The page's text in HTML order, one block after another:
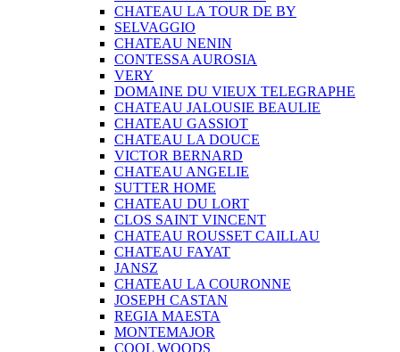
CHATEAU LA TOUR DE BY
SELVAGGIO
CHATEAU NENIN
CONTESSA AUROSIA
VERY
DOMAINE DU VIEUX TELEGRAPHE
CHATEAU JALOUSIE BEAULIE
CHATEAU GASSIOT
CHATEAU LA DOUCE
VICTOR BERNARD
CHATEAU ANGELIE
SUTTER HOME
CHATEAU DU LORT
CLOS SAINT VINCENT
CHATEAU ROUSSET CAILLAU
CHATEAU FAYAT
JANSZ
CHATEAU LA COURONNE
JOSEPH CASTAN
REGIA MAESTA
MONTEMAJOR
COOL WOODS